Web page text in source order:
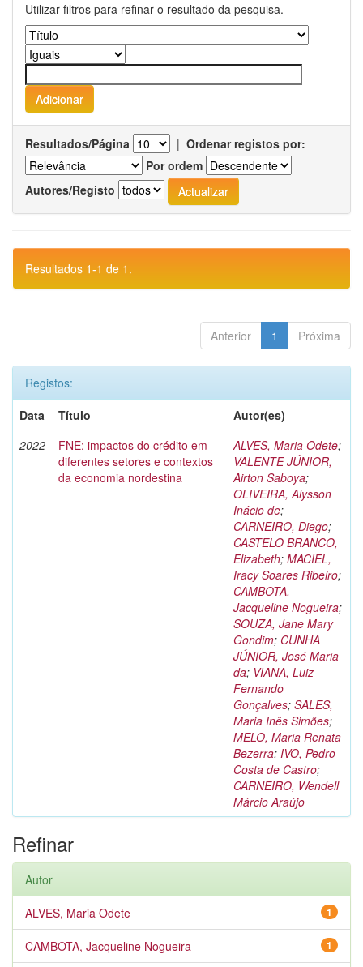
Utilizar filtros para refinar o resultado da pesquisa.
Resultados/Página | Ordenar registos por:
Por ordem
Autores/Registo
Resultados 1-1 de 1.
Anterior 1 Próxima
Registos:
Data
Título
Autor(es)
2022
FNE: impactos do crédito em
diferentes setores e contextos
da economia nordestina
ALVES, Maria Odete;
VALENTE JÚNIOR,
Airton Saboya;
OLIVEIRA, Alysson
Inácio de;
CARNEIRO, Diego;
CASTELO BRANCO,
Elizabeth; MACIEL,
Iracy Soares Ribeiro;
CAMBOTA,
Jacqueline Nogueira;
SOUZA, Jane Mary
Gondim; CUNHA
JÚNIOR, José Maria
da; VIANA, Luiz
Fernando
Gonçalves; SALES,
Maria Inês Simões;
MELO, Maria Renata
Bezerra; IVO, Pedro
Costa de Castro;
CARNEIRO, Wendell
Márcio Araújo
Refinar
Autor
1
ALVES, Maria Odete
1
CAMBOTA, Jacqueline Nogueira